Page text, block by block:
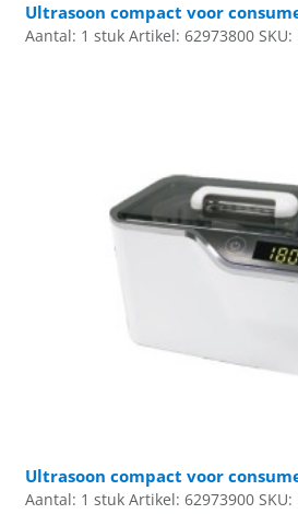
Ultrasoon compact voor
Aantal: 1 stuk Artikel: 62973800
Ultrasoon compact voor
Aantal: 1 stuk Artikel: 62973900